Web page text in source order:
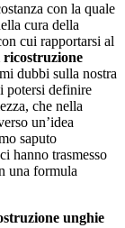
con la quale
cura della
cui rapportarsi al
ricostruzione
dubbi sulla nostra
potersi definire
che nella
un’idea
saputo
hanno trasmesso
una formula
unghie